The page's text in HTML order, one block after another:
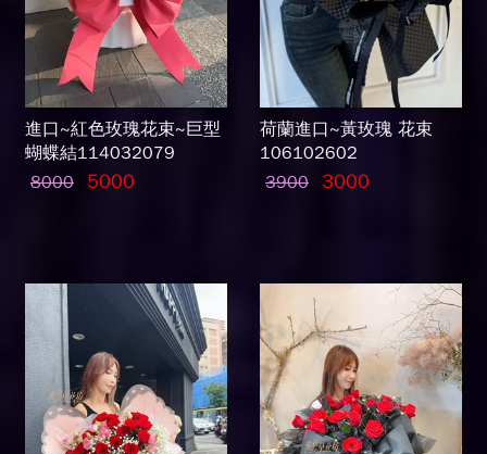
進口~紅色玫瑰花束~巨型
蝴蝶結114032079
8000
5000
荷蘭進口~黃玫瑰 花束
106102602
3900 3000